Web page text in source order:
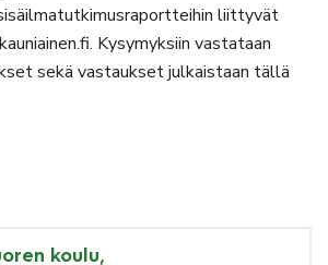
liittyvät
Kysymyksiin vastataan
sekä vastaukset julkaistaan tällä
koulu,